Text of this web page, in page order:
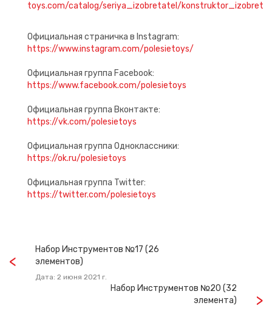
toys.com/catalog/seriya_izobretatel/
Официальная страничка в Instagram:
https://www.instagram.com/polesietoys/
Официальная группа Facebook:
https://www.facebook.com/polesietoys
Официальная группа Вконтакте:
https://vk.com/polesietoys
Официальная группа Одноклассники:
https://ok.ru/polesietoys
Официальная группа Twitter:
https://twitter.com/polesietoys
Набор Инструментов №17 (26
элементов)
Дата: 2 июня 2021 г.
Набор Инструментов №20 (32
элемента)